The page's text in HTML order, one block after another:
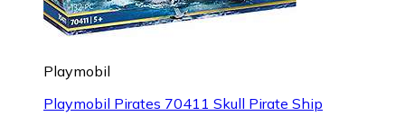
Playmobil
Playmobil Pirates 70411 Skull Pirate Ship